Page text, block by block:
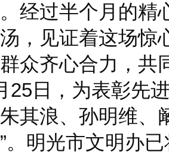
经过半个月的精
见证着这场惊
众齐心合力，
日，为表彰先进
其浪、孙明维、
。明光市文明办